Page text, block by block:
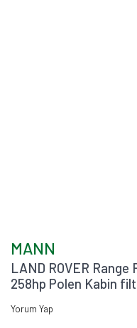
MANN
LAND ROVER Range
258hp Polen Kabin
Yorum Yap